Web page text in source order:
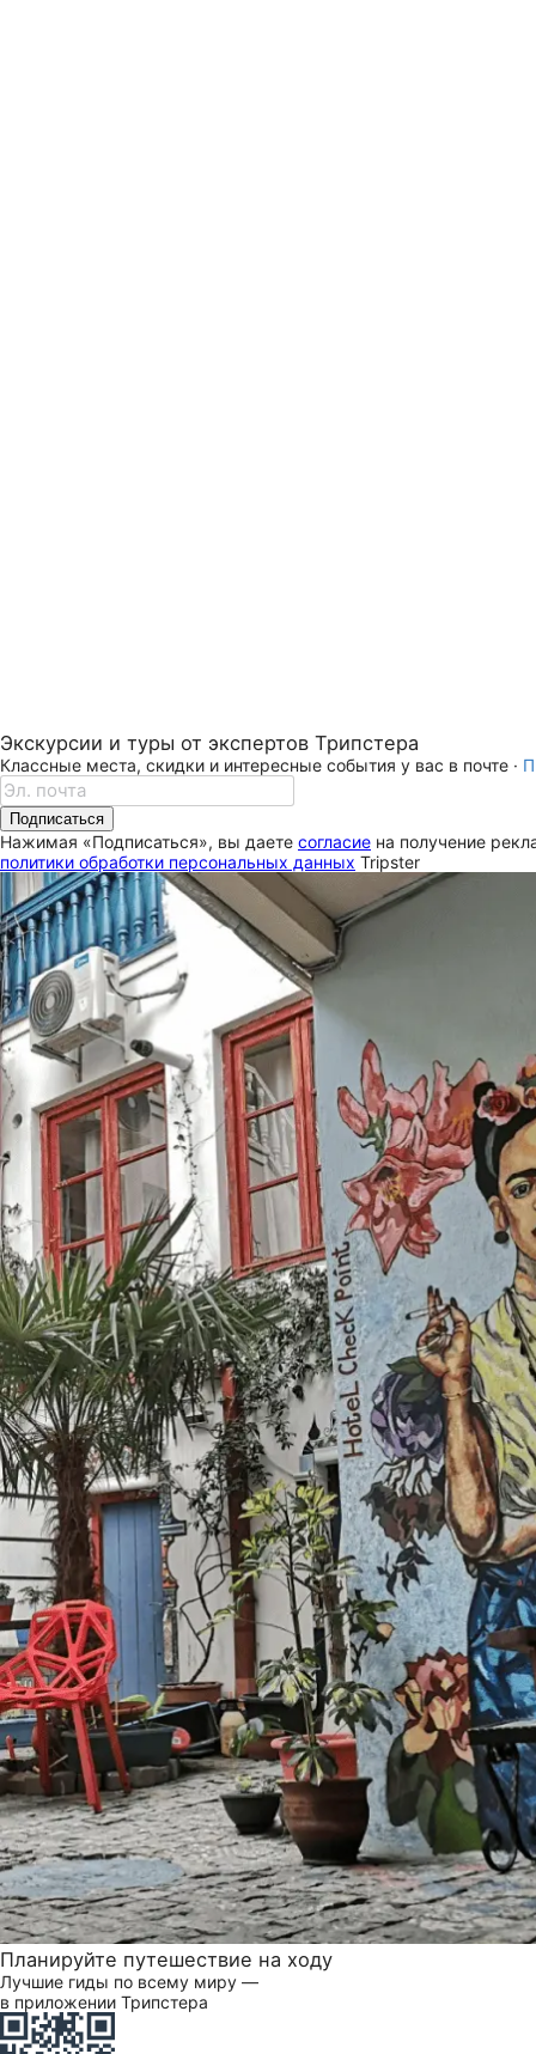
Экскурсии и туры от экспертов Трипстера
Классные места, скидки и интересные события у вас в почте ·
Подписаться
Нажимая «Подписаться», вы даете согласие на получение
политики обработки персональных данных Tripster
Планируйте путешествие на ходу
Лучшие гиды по всему миру —
в приложении Трипстера